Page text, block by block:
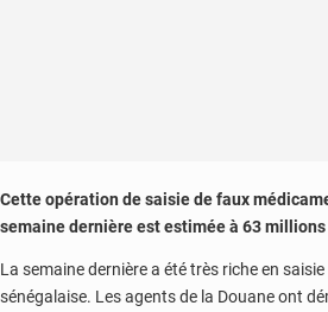
Cette opération de saisie de faux
semaine dernière est estimée à 63 millions
La semaine dernière a été très riche en
sénégalaise. Les agents de la Douane ont